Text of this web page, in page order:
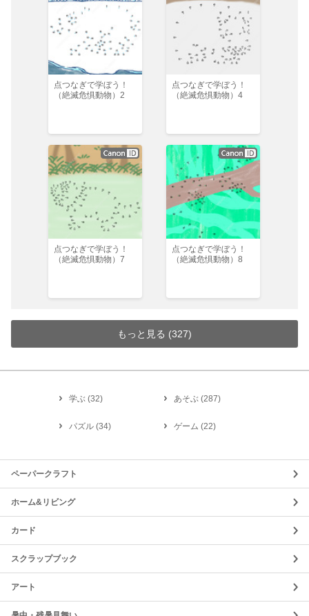
点つなぎで学ぼう！
（絶滅危惧動物）2
点つなぎで学ぼう！
（絶滅危惧動物）4
点つなぎで学ぼう！
（絶滅危惧動物）7
点つなぎで学ぼう！
（絶滅危惧動物）8
もっと見る (327)
学ぶ (32) あそぶ (287)
パズル (34) ゲーム (22)
ペーパークラフト
ホーム&リビング
カード
スクラップブック
アート